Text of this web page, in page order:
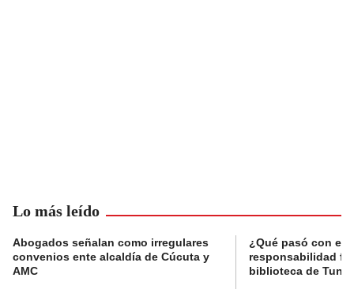
Lo más leído
Abogados señalan como irregulares
convenios ente alcaldía de Cúcuta y
AMC
¿Qué pasó con el
responsabilidad
biblioteca de